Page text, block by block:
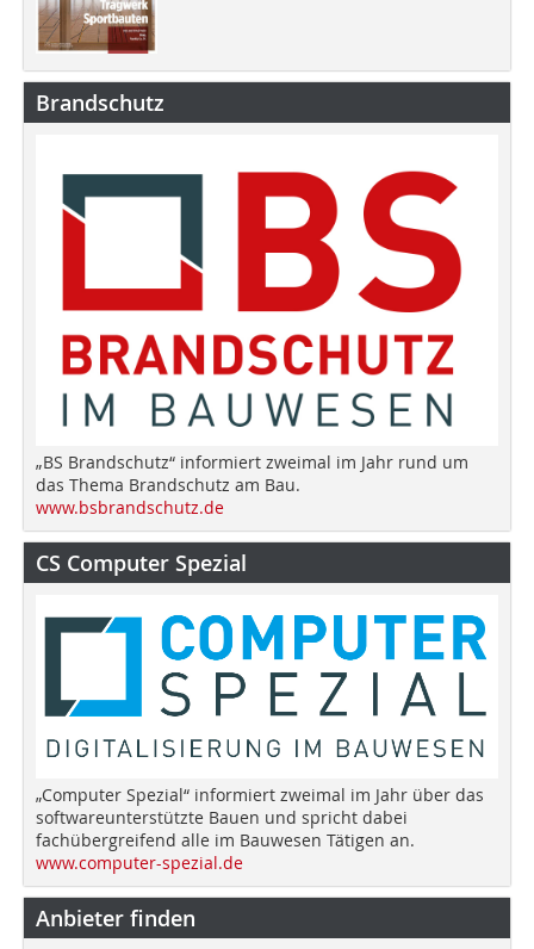
Brandschutz
„BS Brandschutz“ informiert zweimal im Jahr rund um
das Thema Brandschutz am Bau.
www.bsbrandschutz.de
CS Computer Spezial
„Computer Spezial“ informiert zweimal im Jahr über das
softwareunterstützte Bauen und spricht dabei
fachübergreifend alle im Bauwesen Tätigen an.
www.computer-spezial.de
Anbieter finden